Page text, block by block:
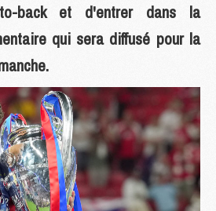
back et d'entrer dans la
qui sera diffusé pour la